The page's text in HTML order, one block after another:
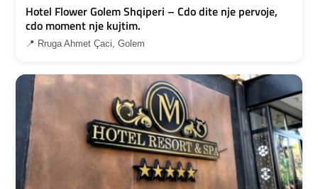
Hotel Flower Golem Shqiperi – Cdo dite nje pervoje,
cdo moment nje kujtim.
📍 Rruga Ahmet Çaci, Golem